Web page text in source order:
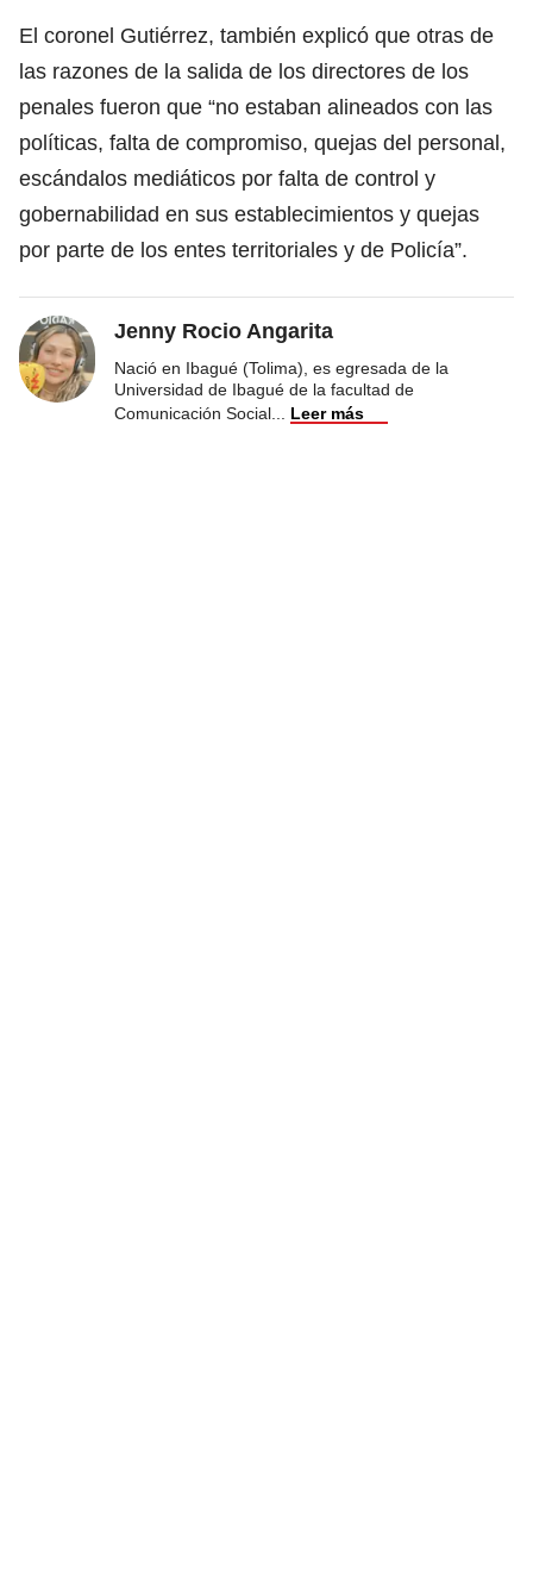
El coronel Gutiérrez, también explicó que otras de
las razones de la salida de los directores de los
penales fueron que “no estaban alineados con las
políticas, falta de compromiso, quejas del personal,
escándalos mediáticos por falta de control y
gobernabilidad en sus establecimientos y quejas
por parte de los entes territoriales y de Policía”.
Jenny Rocio Angarita
Nació en Ibagué (Tolima), es egresada de la
Universidad de Ibagué de la facultad de
Comunicación Social
Leer más